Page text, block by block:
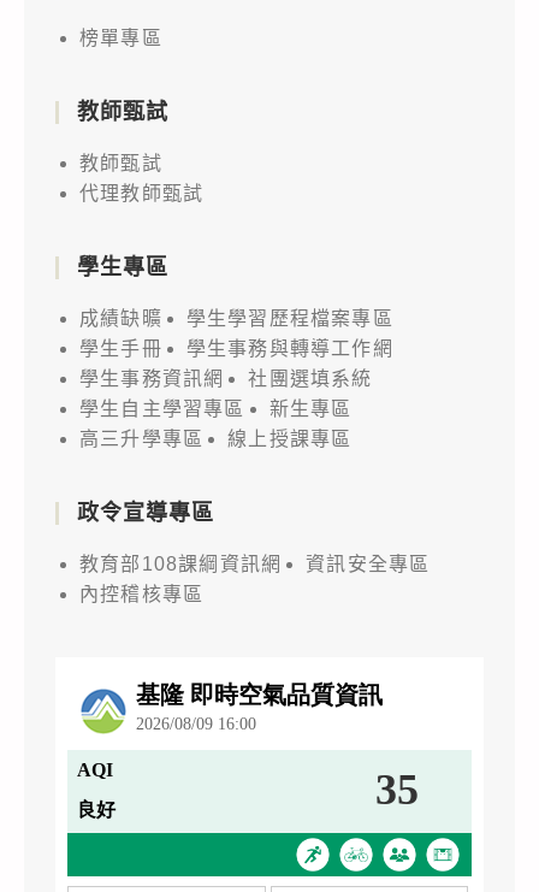
榜單專區
教師甄試
教師甄試
代理教師甄試
學生專區
成績缺曠
學生學習歷程檔案專區
學生手冊
學生事務與轉導工作網
學生事務資訊網
社團選填系統
學生自主學習專區
新生專區
高三升學專區
線上授課專區
政令宣導專區
教育部108課綱資訊網
資訊安全專區
內控稽核專區